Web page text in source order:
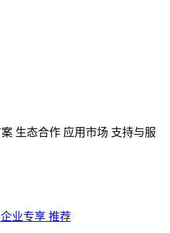
生态合作 应用市场 支持与服
企业专享 推荐